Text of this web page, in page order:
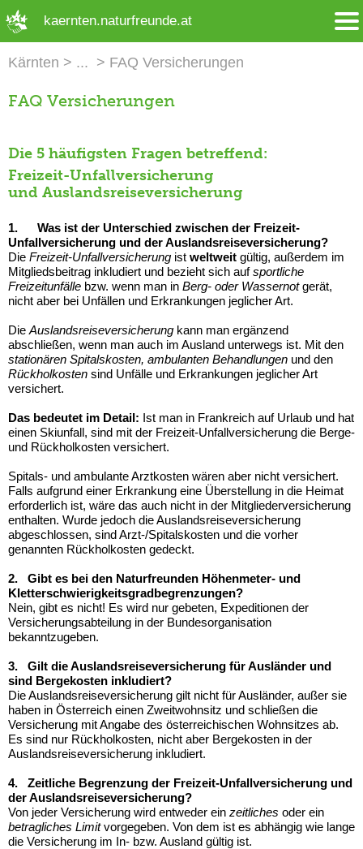
kaernten.naturfreunde.at
Kärnten FAQ Versicherungen
FAQ Versicherungen
Die 5 häufigsten Fragen betreffend:
Freizeit-Unfallversicherung
und Auslandsreiseversicherung
1. Was ist der Unterschied zwischen der Freizeit-
Unfallversicherung und der Auslandsreiseversicherung?
Die Freizeit-Unfallversicherung ist weltweit gültig, außerdem im
Mitgliedsbeitrag inkludiert und bezieht sich aufsportliche
Freizeitunfälle bzw. wenn man in Berg- oder Wassernotgerät,
nicht aber bei Unfällen und Erkrankungen jeglicher Art.
Die Auslandsreiseversicherung kann man ergänzend
abschließen, wenn man auch im Ausland unterwegs ist. Mit den
stationären Spitalskosten, ambulanten Behandlungen und den
Rückholkosten sind Unfälle und Erkrankungen jeglicher Art
versichert.
Das bedeutet im Detail: Ist man in Frankreich auf Urlaub und hat
einen Skiunfall, sind mit der Freizeit-Unfallversicherung die Berge-
und Rückholkosten versichert.
Spitals- und ambulante Arztkosten wären aber nicht versichert.
Falls aufgrund einer Erkrankung eine Überstellung in die Heimat
erforderlich ist, wäre das auch nicht in der Mitgliederversicherung
enthalten. Wurde jedoch die Auslandsreiseversicherung
abgeschlossen, sind Arzt-/Spitalskosten und die vorher
genannten Rückholkosten gedeckt.
2. Gibt es bei den Naturfreunden Höhenmeter- und
Kletterschwierigkeitsgradbegrenzungen?
Nein, gibt es nicht! Es wird nur gebeten, Expeditionen der
Versicherungsabteilung in der Bundesorganisation
bekanntzugeben.
3. Gilt die Auslandsreiseversicherung für Ausländer und
sind Bergekosten inkludiert?
Die Auslandsreiseversicherung gilt nicht für Ausländer, außer sie
haben in Österreich einen Zweitwohnsitz und schließen die
Versicherung mit Angabe des österreichischen Wohnsitzes ab.
Es sind nur Rückholkosten, nicht aber Bergekosten in der
Auslandsreiseversicherung inkludiert.
4. Zeitliche Begrenzung der Freizeit-Unfallversicherung und
der Auslandsreiseversicherung?
Von jeder Versicherung wird entweder ein zeitliches oder ein
betragliches Limitvorgegeben. Von dem ist es abhängig wie lange
die Versicherung im In- bzw. Ausland gültig ist.